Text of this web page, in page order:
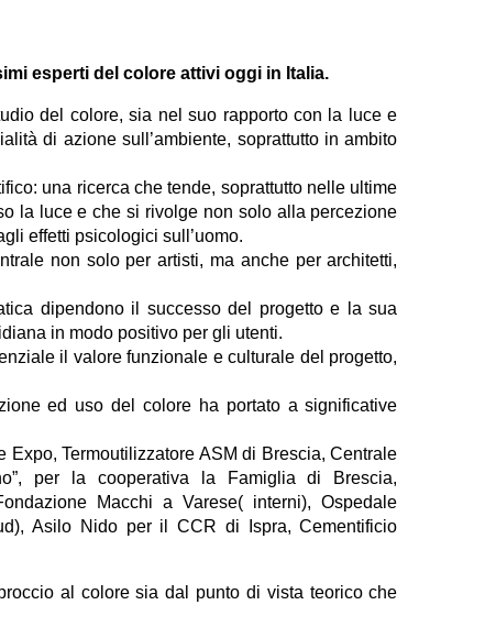
esperti del colore attivi oggi in Italia.
del colore, sia nel suo rapporto con la luce e
di azione sull’ambiente, soprattutto in ambito
una ricerca che tende, soprattutto nelle ultime
la luce e che si rivolge non solo alla percezione
effetti psicologici sull’uomo.
non solo per artisti, ma anche per architetti,
dipendono il successo del progetto e la sua
in modo positivo per gli utenti.
il valore funzionale e culturale del progetto,
ed uso del colore ha portato a significative
Expo, Termoutilizzatore ASM di Brescia, Centrale
per la cooperativa la Famiglia di Brescia,
Macchi a Varese( interni), Ospedale
Asilo Nido per il CCR di Ispra, Cementificio
al colore sia dal punto di vista teorico che